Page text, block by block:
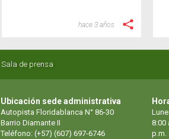
hace 3 años
Sala de prensa
Ubicación sede administrativa
Autopista Floridablanca N° 86-30
Barrio Diamante II
Teléfono: (+57) (607) 697-6746
8:00
p.m.